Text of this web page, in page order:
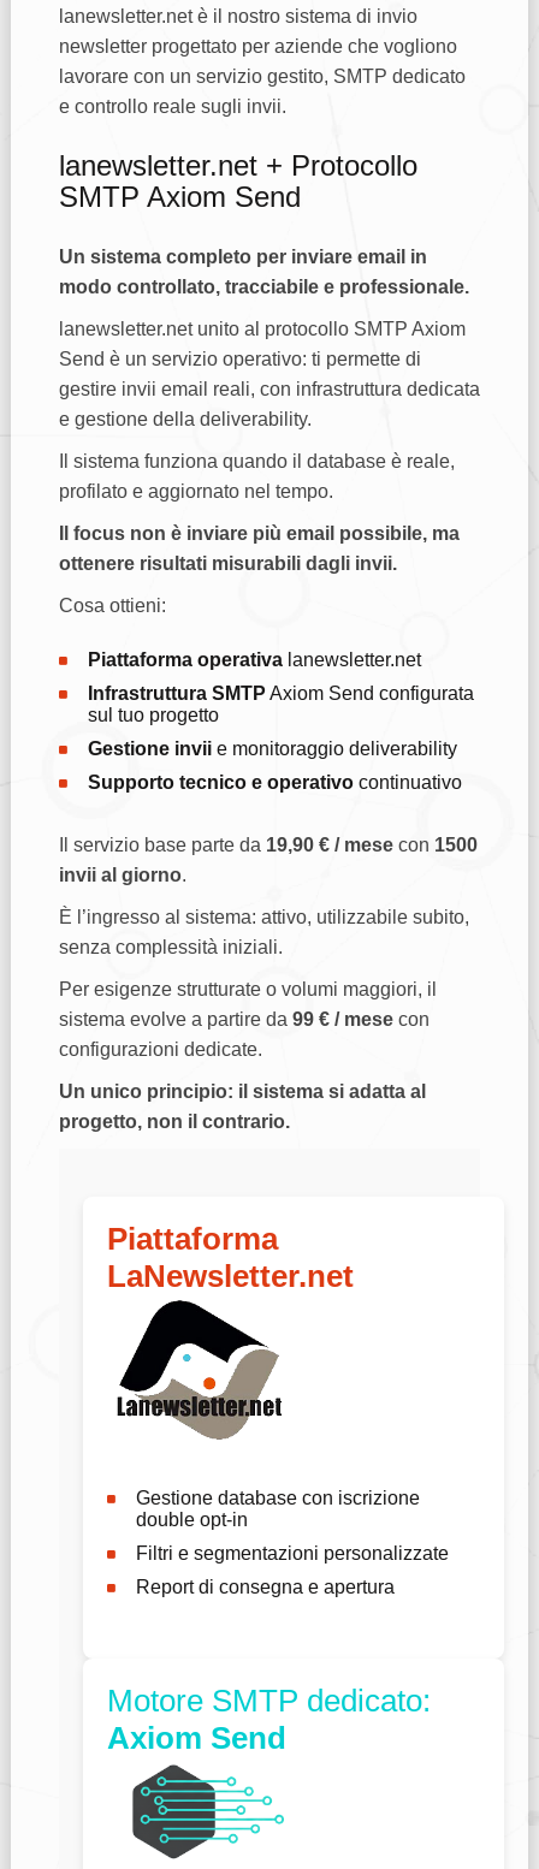
lanewsletter.net è il nostro sistema di invio
newsletter progettato per aziende che vogliono
lavorare con un servizio gestito, SMTP dedicato
e controllo reale sugli invii.
lanewsletter.net + Protocollo
SMTP Axiom Send
Un sistema completo per inviare email in
modo controllato, tracciabile e professionale.
lanewsletter.net unito al protocollo SMTP Axiom
Send è un servizio operativo: ti permette di
gestire invii email reali, con infrastruttura dedicata
e gestione della deliverability.
Il sistema funziona quando il database è reale,
profilato e aggiornato nel tempo.
Il focus non è inviare più email possibile, ma
ottenere risultati misurabili dagli invii.
Cosa ottieni:
Piattaforma operativalanewsletter.net
Infrastruttura SMTP Axiom Send configurata
sul tuo progetto
Gestione inviie monitoraggio deliverability
Supporto tecnico e operativocontinuativo
Il servizio base parte da 19,90 € / mesecon 1500
invii al giorno.
È l’ingresso al sistema: attivo, utilizzabile subito,
senza complessità iniziali.
Per esigenze strutturate o volumi maggiori, il
sistema evolve a partire da 99 € / mesecon
configurazioni dedicate.
Un unico principio: il sistema si adatta al
progetto, non il contrario.
Piattaforma
LaNewsletter.net
Gestione database con iscrizione
double opt-in
Filtri e segmentazioni personalizzate
Report di consegna e apertura
Motore SMTP dedicato:
Axiom Send